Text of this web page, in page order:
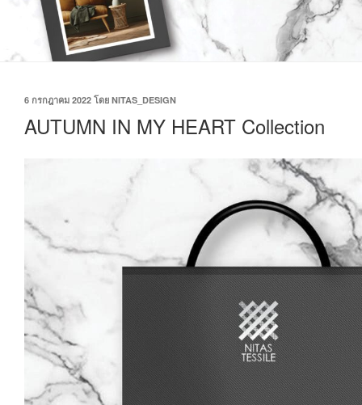
6 กรกฎาคม 2022 โดย NITAS_DESIGN
AUTUMN IN MY HEART Collection